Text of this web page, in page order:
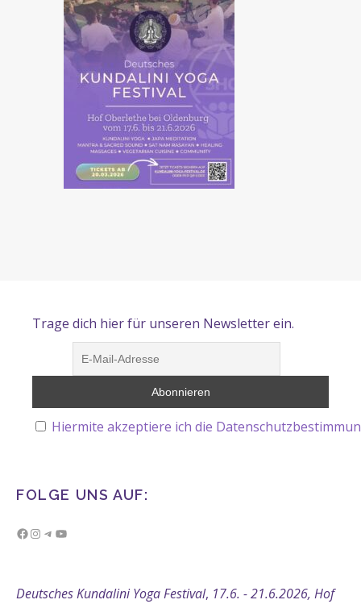
Trage dich hier für unseren Newsletter ein.
Hiermite akzeptiere ich die
FOLGE UNS AUF:
Facebook
Instagram
Telegram
Deutsches Kundalini Yoga Festival, 17.6. - 21.6.2026, Hof